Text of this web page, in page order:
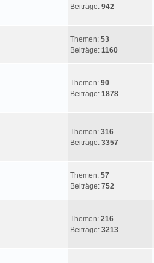
Beiträge: 942
Themen: 53
Beiträge: 1160
Themen: 90
Beiträge: 1878
Themen: 316
Beiträge: 3357
Themen: 57
Beiträge: 752
Themen: 216
Beiträge: 3213